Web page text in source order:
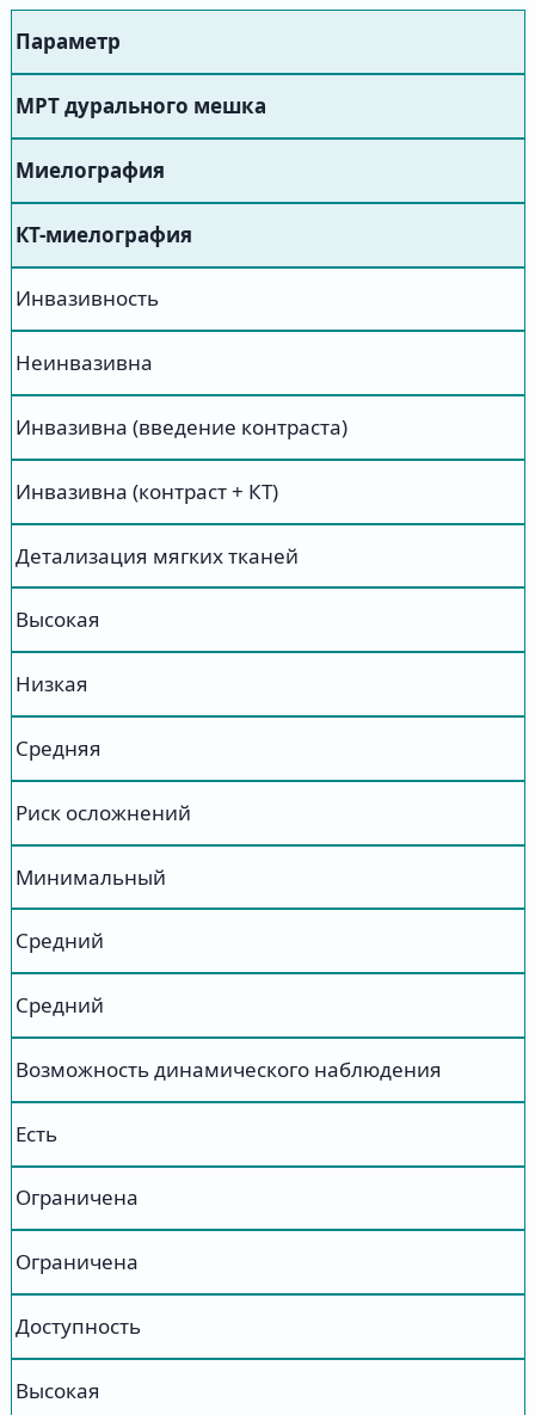
Параметр
МРТ дурального мешка
Миелография
КТ-миелография
Инвазивность
Неинвазивна
Инвазивна (введение контраста)
Инвазивна (контраст + КТ)
Детализация мягких тканей
Высокая
Низкая
Средняя
Риск осложнений
Минимальный
Средний
Средний
Возможность динамического наблюдения
Есть
Ограничена
Ограничена
Доступность
Высокая